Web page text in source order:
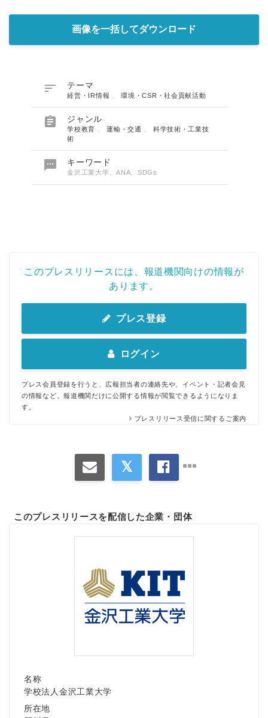
画像を一括してダウンロード
 テーマ
経営・IR情報 、環境・CSR・社会貢献活動
 ジャンル
学校教育 、運輸・交通
科学技術・工業技
術
 キーワード
金沢工業大学、ANA、SDGs
このプレスリリースには、報道機関向けの情報が
あります。
プレス登録
ログイン
プレス会員登録を行うと、広報担当者の連絡先や、イベント・記者会見
の情報など、報道機関だけに公開する情報が閲覧できるようになりま
す。
プレスリリース受信に関するご案内
このプレスリリースを配信した企業・団体
名称
学校法人金沢工業大学
所在地